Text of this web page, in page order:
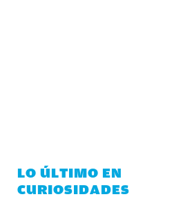
LO ÚLTIMO EN
CURIOSIDADES